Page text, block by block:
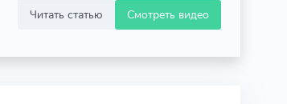
Читать статью Смотреть видео